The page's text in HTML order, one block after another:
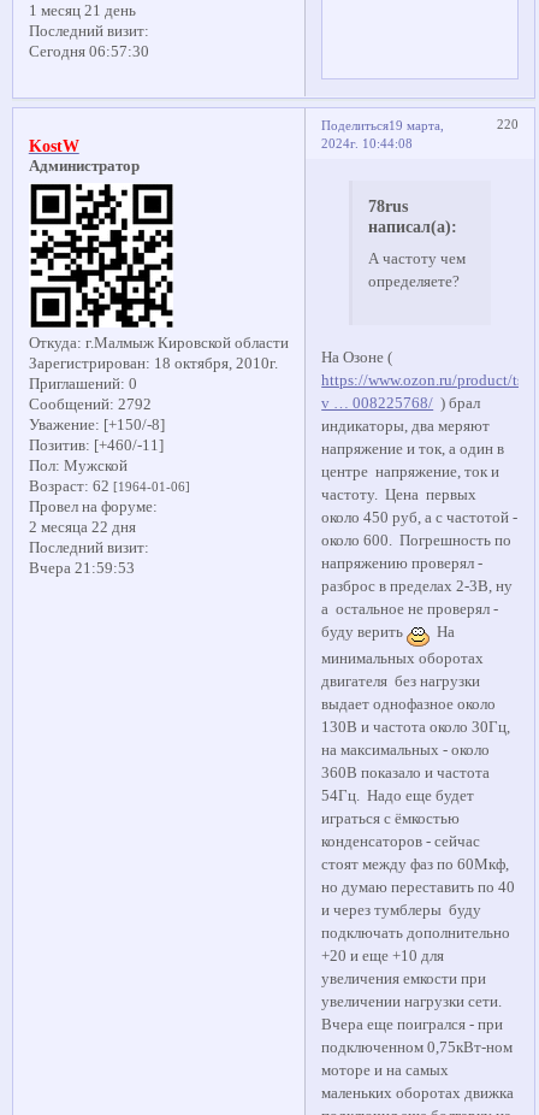
1 месяц 21 день
Последний визит:
Сегодня 06:57:30
Поделиться 220
19 марта,
2024г. 10:44:08
KostW
Администратор
Откуда: г.Малмыж Кировской области
Зарегистрирован: 18 октября, 2010г.
Приглашений: 0
Сообщений: 2792
Уважение: [+150/-8]
Позитив: [+460/-11]
Пол: Мужской
Возраст: 62 [1964-01-06]
Провел на форуме:
2 месяца 22 дня
Последний визит:
Вчера 21:59:53
78rus
написал(а):
А частоту чем
определяете?
На Озоне (
https://www.ozon.ru/product/
v … 008225768/ ) брал
индикаторы, два меряют
напряжение и ток, а один в
центре напряжение, ток и
частоту. Цена первых
около 450 руб, а с частотой -
около 600. Погрешность по
напряжению проверял -
разброс в пределах 2-3В, ну
а остальное не проверял -
буду верить
На
минимальных оборотах
двигателя без нагрузки
выдает однофазное около
130В и частота около 30Гц,
на максимальных - около
360В показало и частота
54Гц. Надо еще будет
играться с ёмкостью
конденсаторов - сейчас
стоят между фаз по 60Мкф,
но думаю переставить по 40
и через тумблеры буду
подключать дополнительно
+20 и еще +10 для
увеличения емкости при
увеличении нагрузки сети.
Вчера еще поигрался - при
подключенном 0,75кВт-ном
моторе и на самых
маленьких оборотах движка